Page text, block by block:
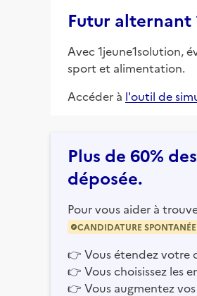
Futur alternant
Avec 1jeune1solution,
sport et alimentation.
Accéder à l'outil de
Plus de 60%
déposée.
Pour vous aider à
CANDIDATURE SPONTANÉE
👉 Vous étendez
👉 Vous choisissez les
👉 Vous augmentez